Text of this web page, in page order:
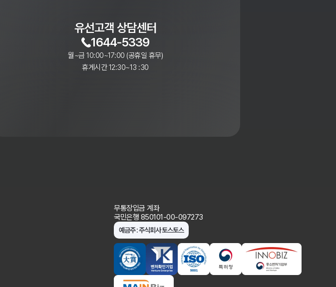
유선고객 상담센터
1644-5339
월~금 10:00~17:00 (공휴일 휴무)
휴게시간 12:30~13 :30
무통장입금 계좌
국민은행 850101-00-097273
예금주 : 주식회사 토스토스